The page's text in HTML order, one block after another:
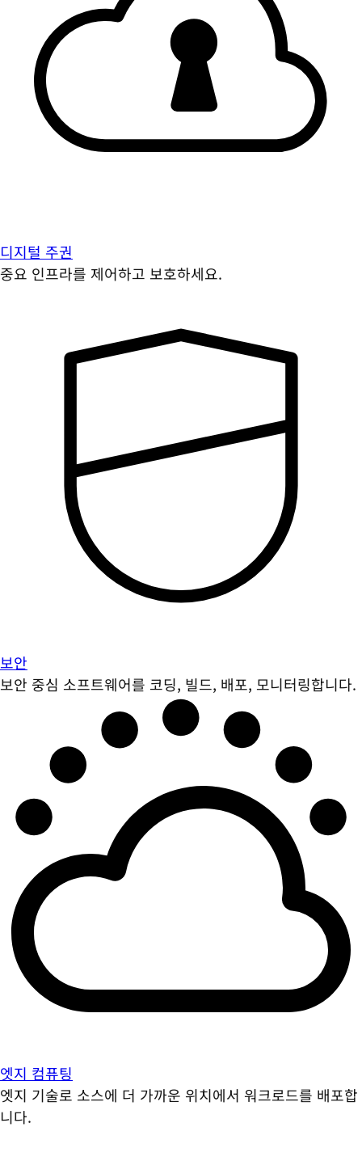
디지털 주권
중요 인프라를 제어하고 보호하세요.
보안
보안 중심 소프트웨어를 코딩, 빌드, 배포, 모니터링합니다.
엣지 컴퓨팅
엣지 기술로 소스에 더 가까운 위치에서 워크로드를 배포합
니다.